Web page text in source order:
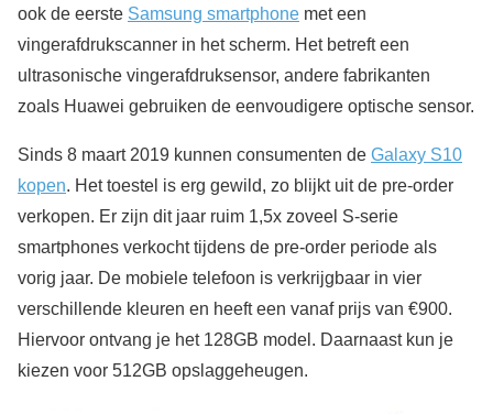
ook de eerste Samsung smartphone met een
vingerafdrukscanner in het scherm. Het betreft een
ultrasonische vingerafdruksensor, andere fabrikanten
zoals Huawei gebruiken de eenvoudigere optische sensor.
Sinds 8 maart 2019 kunnen consumenten de Galaxy S10
kopen. Het toestel is erg gewild, zo blijkt uit de pre-order
verkopen. Er zijn dit jaar ruim 1,5x zoveel S-serie
smartphones verkocht tijdens de pre-order periode als
vorig jaar. De mobiele telefoon is verkrijgbaar in vier
verschillende kleuren en heeft een vanaf prijs van €900.
Hiervoor ontvang je het 128GB model. Daarnaast kun je
kiezen voor 512GB opslaggeheugen.